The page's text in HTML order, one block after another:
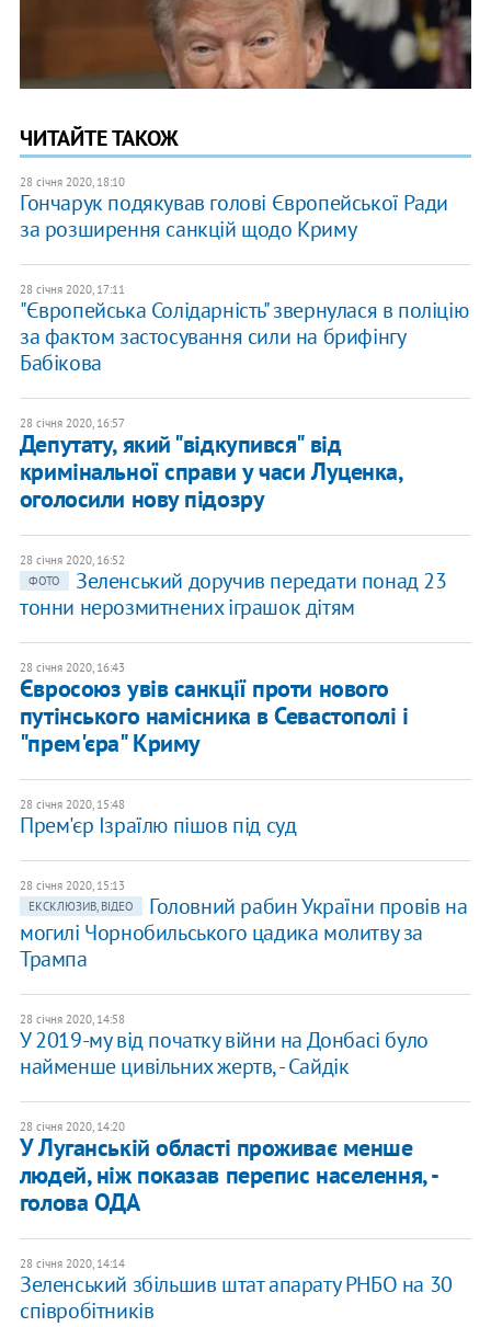
ЧИТАЙТЕ ТАКОЖ
28 січня 2020, 18:10
Гончарук подякував голові Європейської Ради
за розширення санкцій щодо Криму
28 січня 2020, 17:11
"Європейська Солідарність" звернулася в поліцію
за фактом застосування сили на брифінгу
Бабікова
28 січня 2020, 16:57
Депутату, який "відкупився" від
кримінальної справи у часи Луценка,
оголосили нову підозру
28 січня 2020, 16:52
ФОТО
Зеленський доручив передати понад 23
тонни нерозмитнених іграшок дітям
28 січня 2020, 16:43
Євросоюз увів санкції проти нового
путінського намісника в Севастополі і
"прем'єра" Криму
28 січня 2020, 15:48
Прем'єр Ізраїлю пішов під суд
28 січня 2020, 15:13
ЕКСКЛЮЗИВ, ВІДЕО
Головний рабин України провів на
могилі Чорнобильського цадика молитву за
Трампа
28 січня 2020, 14:58
У 2019-му від початку війни на Донбасі було
найменше цивільних жертв, - Сайдік
28 січня 2020, 14:20
У Луганській області проживає менше
людей, ніж показав перепис населення, -
голова ОДА
28 січня 2020, 14:14
Зеленський збільшив штат апарату РНБО на 30
співробітників